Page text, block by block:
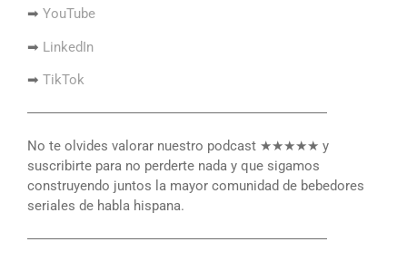
➡ YouTube
➡ LinkedIn
➡ TikTok
――――――――――――――――――――――
No te olvides valorar nuestro podcast ★★★★★ y
suscribirte para no perderte nada y que sigamos
construyendo juntos la mayor comunidad de bebedores
seriales de habla hispana.
――――――――――――――――――――――